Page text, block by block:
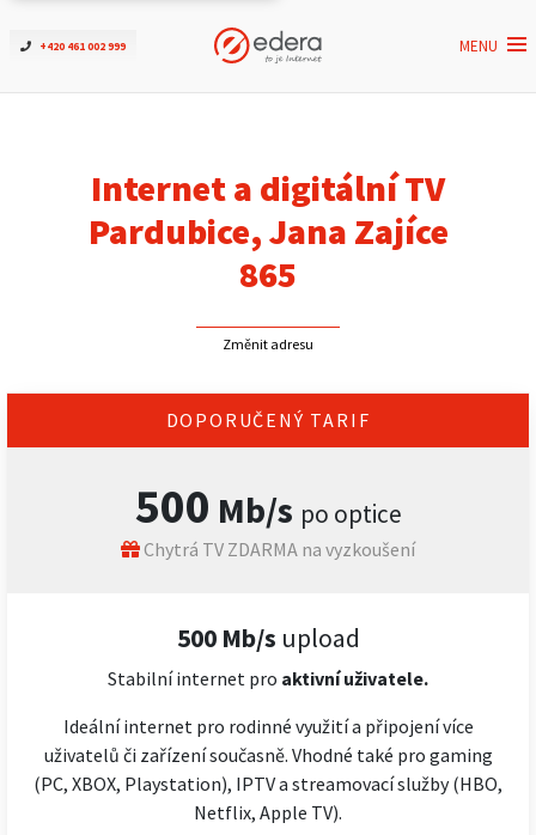
+420 461 002 999 MENU
Ověřit dostupnost
ČEZNET TV
Kontakt
Internet a digitální TV
Pardubice, Jana Zajíce
865
Změnit adresu
DOPORUČENÝ TARIF
500 Mb/s po optice
Chytrá TV ZDARMA na vyzkoušení
500 Mb/s upload
Stabilní internet pro aktivní uživatele.
Ideální internet pro rodinné využití a připojení více
uživatelů či zařízení současně. Vhodné také pro gaming
(PC, XBOX, Playstation), IPTV a streamovací služby (HBO,
Netflix, Apple TV).